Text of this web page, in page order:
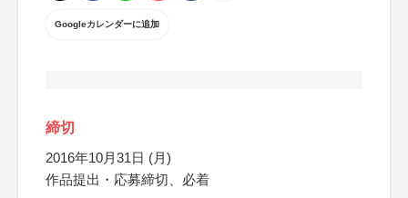
Googleカレンダーに追加
締切
2016年10月31日 (月)
作品提出・応募締切、必着